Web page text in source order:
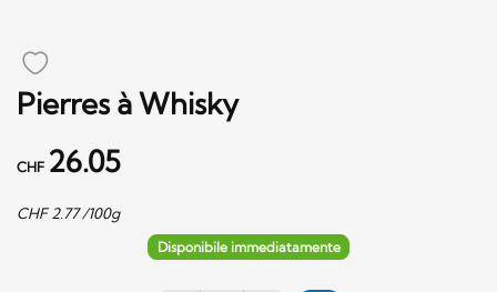
Pierres à Whisky
CHF 26.05
CHF 2.77/100g
Disponibile immediatamente